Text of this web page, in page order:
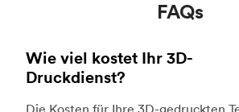
FAQs
Wie viel kostet Ihr 3D-
Druckdienst?
Die Kosten für Ihre 3D-gedruckten